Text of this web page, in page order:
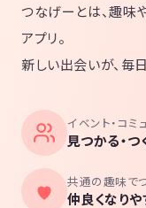
つなげーとは、趣味
アプリ。
新しい出会いが、毎
イベント・コミ
見つかる・つ
共通の趣味で
仲良くなりや